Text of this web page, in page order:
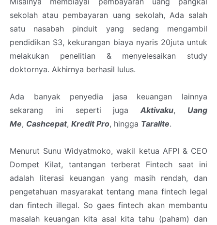
sekolah atau pembayaran uang sekolah, Ada salah
satu nasabah pinduit yang sedang mengambil
pendidikan S3, kekurangan biaya nyaris 20juta untuk
melakukan penelitian & menyelesaikan study
doktornya. Akhirnya berhasil lulus.
Ada banyak penyedia jasa keuangan lainnya
sekarang ini seperti jugaAktivaku, Uang
Me, Cashcepat, Kredit Pro, hingga Taralite.
Menurut Sunu Widyatmoko, wakil ketua AFPI & CEO
Dompet Kilat, tantangan terberat Fintech saat ini
adalah literasi keuangan yang masih rendah, dan
pengetahuan masyarakat tentang mana fintech legal
dan fintech illegal. So gaes fintech akan membantu
masalah keuangan kita asal kita tahu (paham) dan